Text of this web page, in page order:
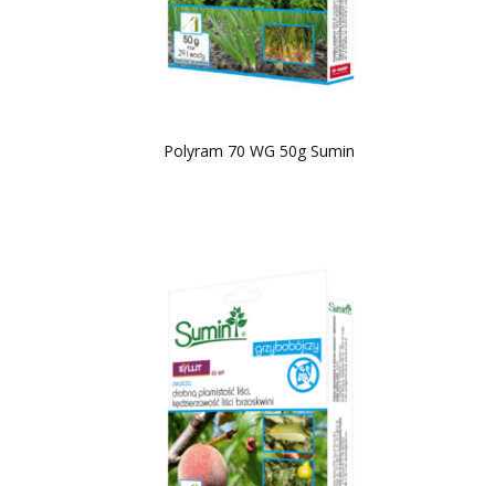
Polyram 70 WG 50g Sumin